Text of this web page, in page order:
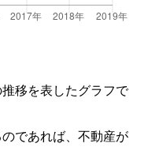
移を表したグラフで
であれば、不動産が